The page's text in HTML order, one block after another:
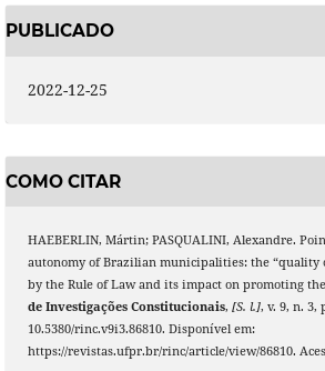
PUBLICADO
2022-12-25
COMO CITAR
HAEBERLIN, Mártin; PASQUALINI, Alexandre.
autonomy of Brazilian municipalities: the “quality
by the Rule of Law and its impact on promoting
de Investigações Constitucionais, [S. l.], v. 9, n. 3,
10.5380/rinc.v9i3.86810. Disponível em:
https://revistas.ufpr.br/rinc/article/view/86810.